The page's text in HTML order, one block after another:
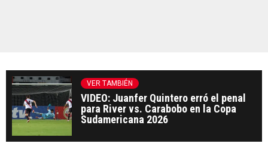
VER TAMBIÉN
VIDEO: Juanfer Quintero erró el penal
para River vs. Carabobo en la Copa
Sudamericana 2026